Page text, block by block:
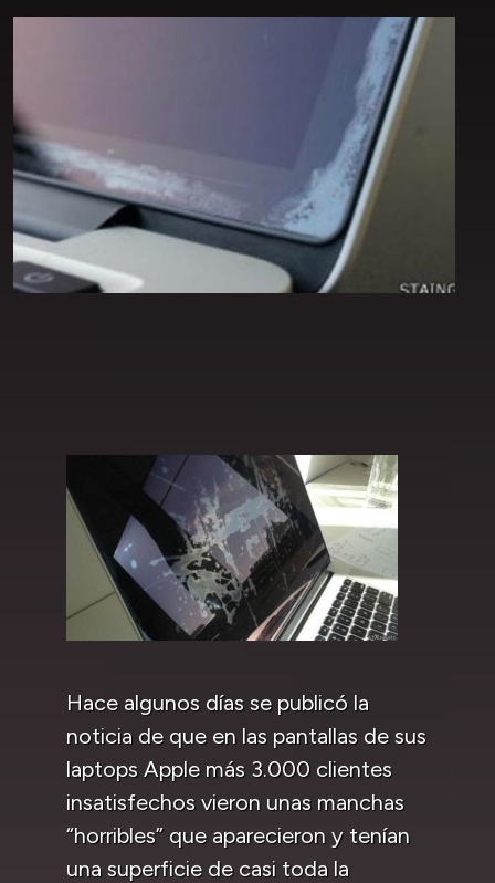
Hace algunos días se publicó la
noticia de que en las pantallas de sus
laptops Apple más 3.000 clientes
insatisfechos vieron unas manchas
“horribles” que aparecieron y tenían
una superficie de casi toda la